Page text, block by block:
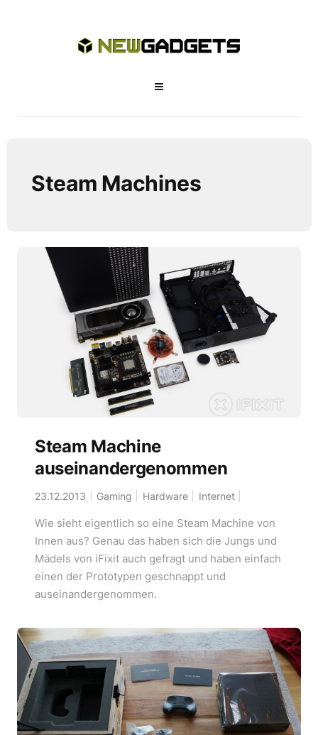
Steam Machines
Steam Machine
auseinandergenommen
23.12.2013 Gaming Hardware Internet
Wie sieht eigentlich so eine Steam Machine von
Innen aus? Genau das haben sich die Jungs und
Mädels von iFixit auch gefragt und haben einfach
einen der Prototypen geschnappt und
auseinandergenommen.